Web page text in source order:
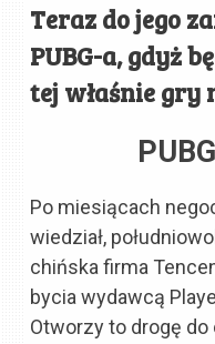
Teraz do jego
PUBG-a, gdyż
tej właśnie gry
Po miesiącach
wiedział,
chińska firma
bycia wydawcą
Otworzy to drogę do